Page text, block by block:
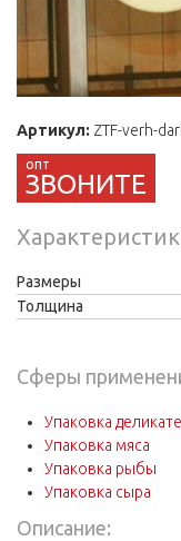
Артикул: ZTF-verh-
Размеры
Толщина
Сферы
Упаковка
Упаковка мяса
Упаковка рыбы
Упаковка сыра
Описание: